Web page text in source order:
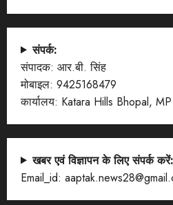
संपर्क:
संपादक: आर.बी. सिंह
मोबाइल: 9425168479
कार्यालय: Katara Hills Bhopal, MP
खबर एवं विज्ञापन के लिए संपर्क करें:
Email_id: